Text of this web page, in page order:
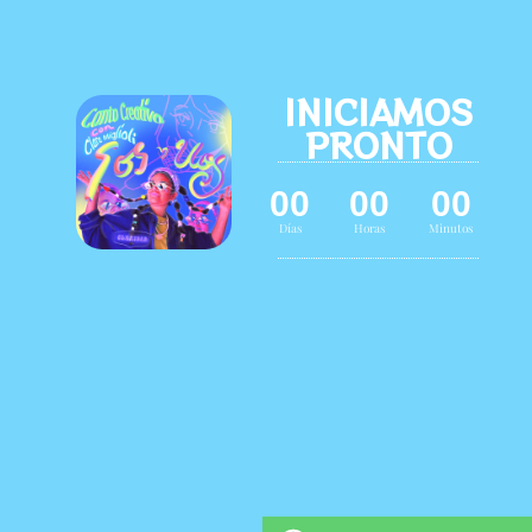
INICIAMOS
PRONTO
00
Días
00
Horas
00
Minutos